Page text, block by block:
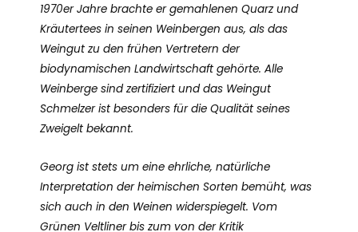
1970er Jahre brachte er gemahlenen Quarz und
Kräutertees in seinen Weinbergen aus, als das
Weingut zu den frühen Vertretern der
biodynamischen Landwirtschaft gehörte. Alle
Weinberge sind zertifiziert und das Weingut
Schmelzer ist besonders für die Qualität seines
Zweigelt bekannt.
Georg ist stets um eine ehrliche, natürliche
Interpretation der heimischen Sorten bemüht, was
sich auch in den Weinen widerspiegelt. Vom
Grünen Veltliner bis zum von der Kritik